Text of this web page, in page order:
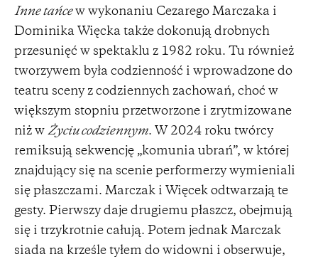
Inne tańcew wykonaniu Cezarego Marczaka i
Dominika Więcka także dokonują drobnych
przesunięć w spektaklu z 1982 roku. Tu również
tworzywem była codzienność i wprowadzone do
teatru sceny z codziennych zachowań, choć w
większym stopniu przetworzone i zrytmizowane
niż w Życiu codziennym. W 2024 roku twórcy
remiksują sekwencję „komunia ubrań”, w której
znajdujący się na scenie performerzy wymieniali
się płaszczami. Marczak i Więcek odtwarzają te
gesty. Pierwszy daje drugiemu płaszcz, obejmują
się i trzykrotnie całują. Potem jednak Marczak
siada na krześle tyłem do widowni i obserwuje,